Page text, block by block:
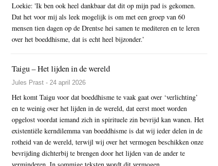
Loekie: 'Ik ben ook heel dankbaar dat dit op mijn pad is gekomen.
Dat het voor mij als leek mogelijk is om met een groep van 60
mensen tien dagen op de Drentse hei samen te mediteren en te leren
over het boeddhisme, dat is echt heel bijzonder.’
Taigu – Het lijden in de wereld
Jules Prast - 24 april 2026
Het komt Taigu voor dat boeddhisme te vaak gaat over ‘verlichting’
en te weinig over het lijden in de wereld, dat eerst moet worden
opgelost voordat iemand zich in spirituele zin bevrijd kan wanen. Het
existentiële kerndilemma van boeddhisme is dat wij ieder delen in de
rotheid van de wereld, terwijl wij over het vermogen beschikken onze
bevrijding dichterbij te brengen door het lijden van de ander te